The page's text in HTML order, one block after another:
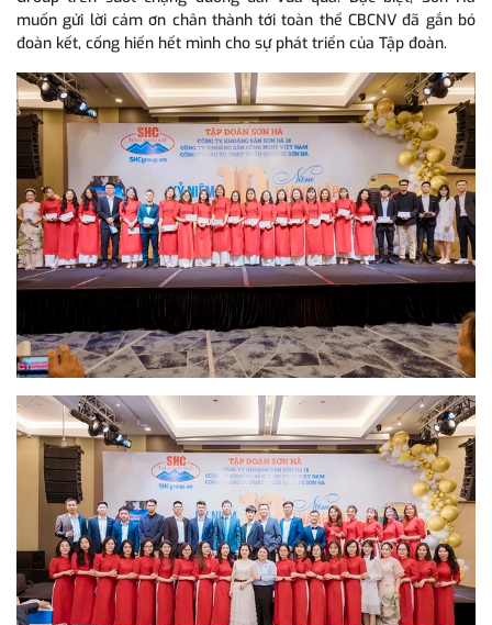
muốn gửi lời cảm ơn chân thành tới toàn thể CBCNV đã gắn bó
đoàn kết, cống hiến hết mình cho sự phát triển của Tập đoàn.